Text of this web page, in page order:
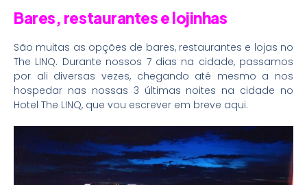
Bares, restaurantes e lojinhas
São muitas as opções de bares, restaurantes e lojas no
The LINQ. Durante nossos 7 dias na cidade, passamos
por ali diversas vezes, chegando até mesmo a nos
hospedar nas nossas 3 últimas noites na cidade no
Hotel The LINQ, que vou escrever em breve aqui.